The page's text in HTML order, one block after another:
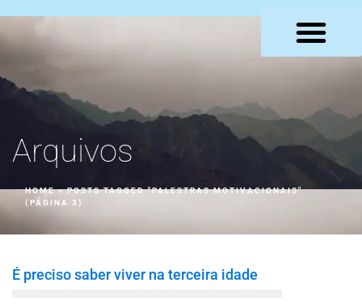
Arquivos
HOME»POSTS TAGGED "PALESTRAS MOTIVACIONAIS"
(PÁGINA 3)
É preciso saber viver na terceira idade